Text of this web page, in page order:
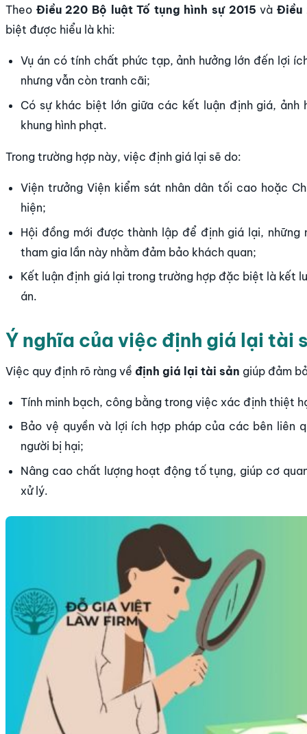
Theo Điều 220 Bộ luật Tố tụng hình sự 2015 và Điều
biệt được hiểu là khi:
Vụ án có tính chất phức tạp, ảnh hưởng lớn đến lợi
nhưng vẫn còn tranh cãi;
Có sự khác biệt lớn giữa các kết luận định giá,
khung hình phạt.
Trong trường hợp này, việc định giá lại sẽ do:
Viện trưởng Viện kiểm sát nhân dân tối cao hoặc
hiện;
Hội đồng mới được thành lập để định giá lại,
tham gia lần này nhằm đảm bảo khách quan;
Kết luận định giá lại trong trường hợp đặc biệt là kết
án.
Ý nghĩa của việc định giá lại tài
Việc quy định rõ ràng về định giá lại tài sản giúp đảm
Tính minh bạch, công bằng trong việc xác định thiệt
Bảo vệ quyền và lợi ích hợp pháp của các bên liên
người bị hại;
Nâng cao chất lượng hoạt động tố tụng, giúp cơ
xử lý.